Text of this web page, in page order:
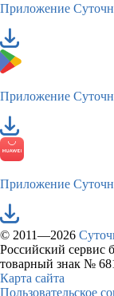
Приложение
Приложение
Приложение
© 2011—2026
Российский сервис
товарный знак №
Карта сайта
Пользовательское